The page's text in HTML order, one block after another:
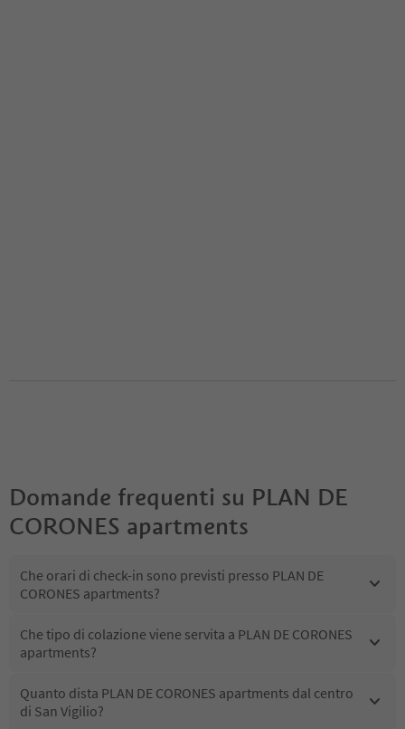
Domande frequenti su PLAN DE
CORONES apartments
Che orari di check-in sono previsti presso PLAN DE
CORONES apartments?
Che tipo di colazione viene servita a PLAN DE CORONES
apartments?
Quanto dista PLAN DE CORONES apartments dal centro
di San Vigilio?